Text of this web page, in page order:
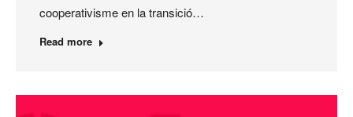
cooperativisme en la transició…
Read more